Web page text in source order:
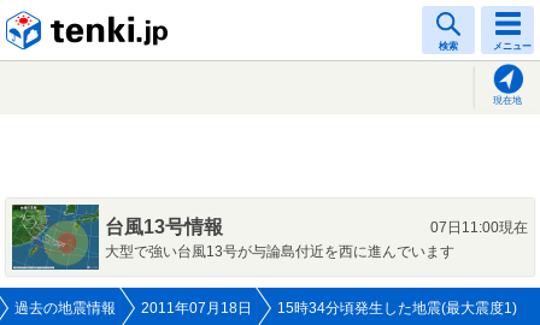
検索 メニュー
現在地
台風13号情報
07日11:00現在
大型で強い台風13号が与論島付近を西に進んでいます
過去の地震情報 2011年07月18日 15時34分頃発生した地震(最大震度1)